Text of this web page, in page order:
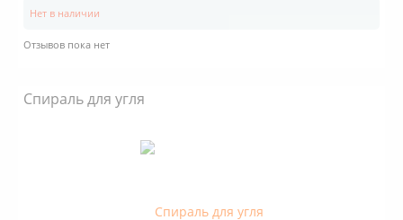
Нет в наличии
Отзывов пока нет
Спираль для угля